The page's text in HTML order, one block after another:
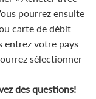
pourrez ensuite
carte de débit
entrez votre pays
sélectionner
des questions!